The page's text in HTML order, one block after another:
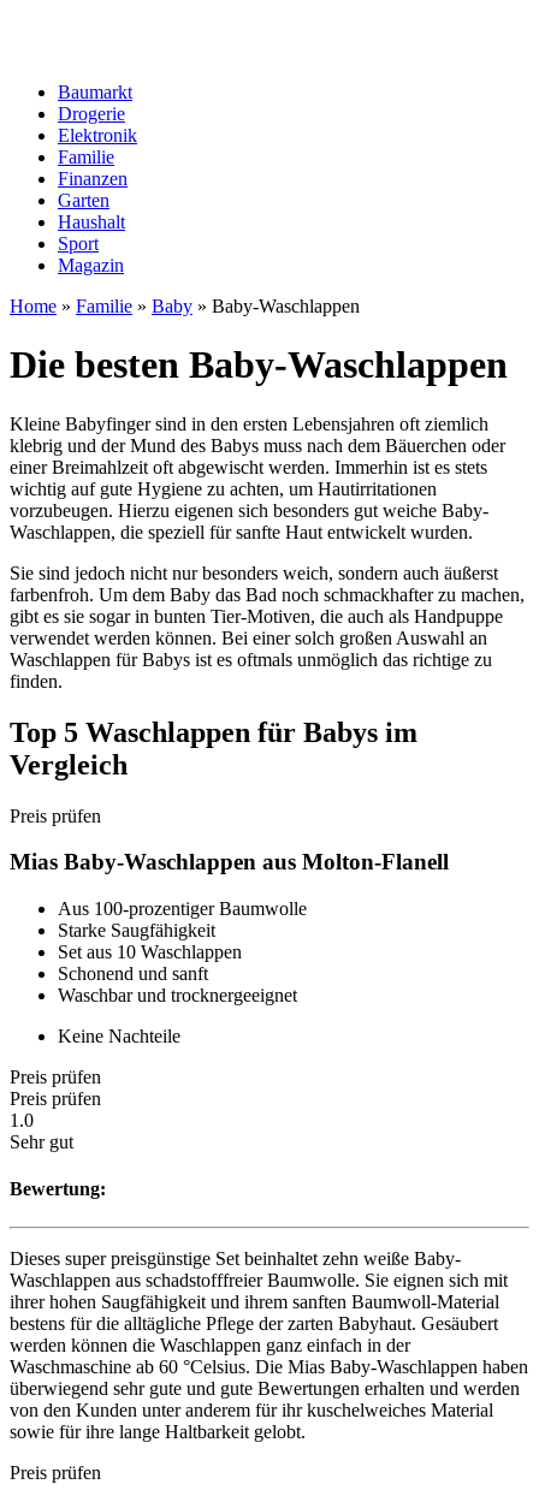
Baumarkt
Drogerie
Elektronik
Familie
Finanzen
Garten
Haushalt
Sport
Magazin
Home » Familie » Baby » Baby-Waschlappen
Die besten Baby-Waschlappen
Kleine Babyfinger sind in den ersten Lebensjahren oft ziemlich
klebrig und der Mund des Babys muss nach dem Bäuerchen oder
einer Breimahlzeit oft abgewischt werden. Immerhin ist es stets
wichtig auf gute Hygiene zu achten, um Hautirritationen
vorzubeugen. Hierzu eigenen sich besonders gut weiche Baby-
Waschlappen, die speziell für sanfte Haut entwickelt wurden.
Sie sind jedoch nicht nur besonders weich, sondern auch äußerst
farbenfroh. Um dem Baby das Bad noch schmackhafter zu machen,
gibt es sie sogar in bunten Tier-Motiven, die auch als Handpuppe
verwendet werden können. Bei einer solch großen Auswahl an
Waschlappen für Babys ist es oftmals unmöglich das richtige zu
finden.
Top 5 Waschlappen für Babys im
Vergleich
Preis prüfen
Mias Baby-Waschlappen aus Molton-Flanell
Aus 100-prozentiger Baumwolle
Starke Saugfähigkeit
Set aus 10 Waschlappen
Schonend und sanft
Waschbar und trocknergeeignet
Keine Nachteile
Preis prüfen
Preis prüfen
1.0
Sehr gut
Bewertung:
Dieses super preisgünstige Set beinhaltet zehn weiße Baby-
Waschlappen aus schadstofffreier Baumwolle. Sie eignen sich mit
ihrer hohen Saugfähigkeit und ihrem sanften Baumwoll-Material
bestens für die alltägliche Pflege der zarten Babyhaut. Gesäubert
werden können die Waschlappen ganz einfach in der
Waschmaschine ab 60 °Celsius. Die Mias Baby-Waschlappen haben
überwiegend sehr gute und gute Bewertungen erhalten und werden
von den Kunden unter anderem für ihr kuschelweiches Material
sowie für ihre lange Haltbarkeit gelobt.
Preis prüfen